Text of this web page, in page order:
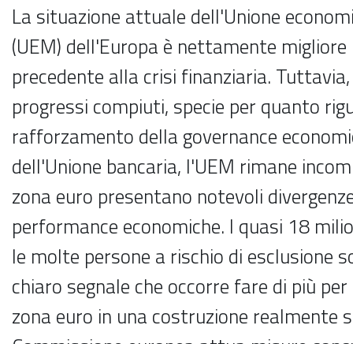
La situazione attuale dell'Unione
(UEM) dell'Europa è nettamente
precedente alla crisi finanziaria.
progressi compiuti, specie per quanto
rafforzamento della governance
dell'Unione bancaria, l'UEM rimane
zona euro presentano notevoli
performance economiche. I quasi 18
le molte persone a rischio di esclusione
chiaro segnale che occorre fare di più
zona euro in una costruzione realmente